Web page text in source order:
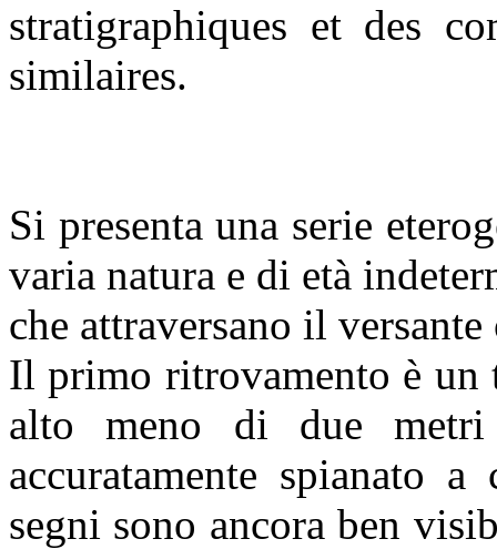
stratigraphiques et des
similaires.
Si presenta una serie
varia natura e di età
che attraversano il
Il primo ritrovamento è un
alto meno di due
accuratamente spianato
segni sono ancora ben